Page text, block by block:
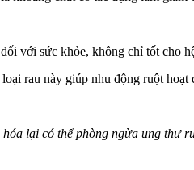
với sức khỏe, không chỉ tốt cho
rau này giúp nhu động ruột
lại có thể phòng ngừa ung thư